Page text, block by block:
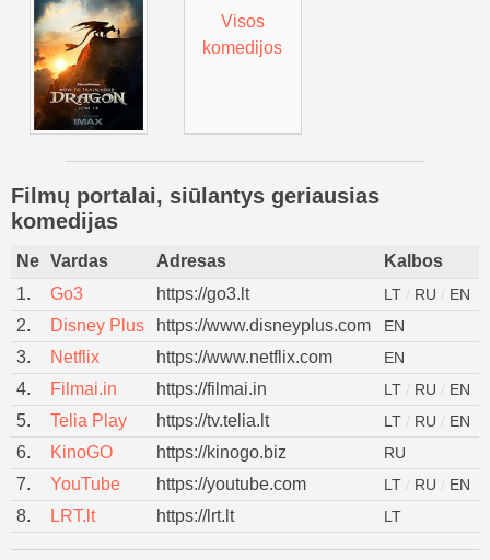
Visos
komedijos
Filmų portalai, siūlantys geriausias
komedijas
Ne Vardas Adresas
Kalbos
1.
Go3 https://go3.lt LT RU EN
2. Disney Plus https://www.disneyplus.com EN
3. Netflix https://www.netflix.com EN
4. Filmai.in https://filmai.in LT RU EN
5. Telia Play https://tv.telia.lt LT RU EN
6. KinoGO https://kinogo.biz RU
7. YouTube https://youtube.com LT RU EN
8. LRT.lt https://lrt.lt LT